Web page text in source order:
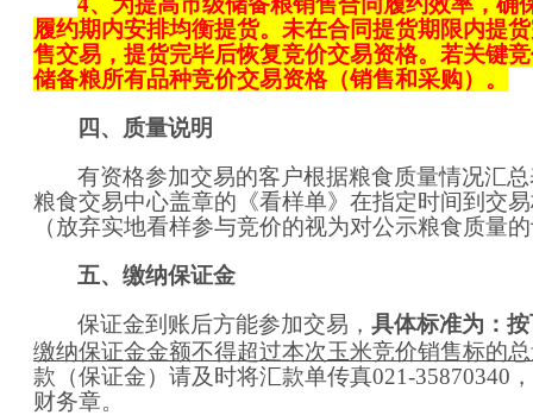
履约期内安排均衡提货。未在合同提货期限内提
售交易，提货完毕后恢复竞价交易资格。若关键
储备粮所有品种竞价交易资格（销售和采购）。
四、质量说明
有资格参加交易的客户根据粮食质量情况汇
粮食交易中心盖章的《看样单》在指定时间到交
（放弃实地看样参与竞价的视为对公示粮食质量
五、缴纳保证金
保证金到账后方能参加交易，具体标准为：按
缴纳保证金金额不得超过本次玉米竞价销售标的
款（保证金）请及时将汇款单传真021-35870340
财务章。